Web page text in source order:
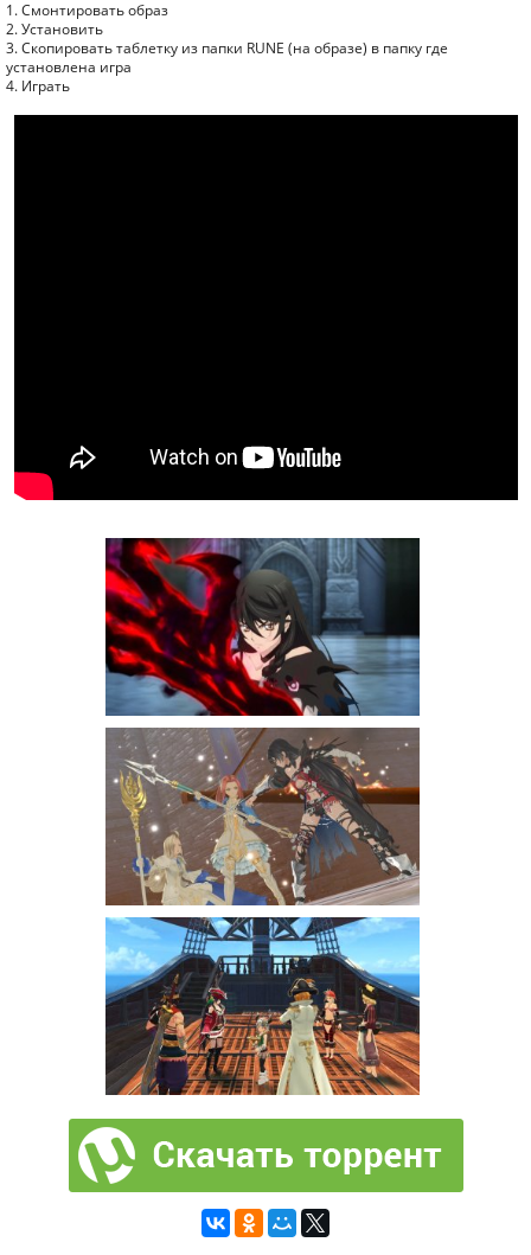
1. Смонтировать образ
2. Установить
3. Скопировать таблетку из папки RUNE (на образе) в папку где
установлена игра
4. Играть